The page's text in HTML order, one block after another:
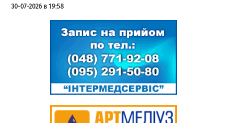
30-07-2026 в 19:58